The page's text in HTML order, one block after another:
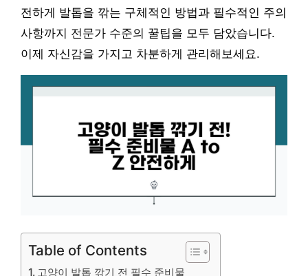
전하게 발톱을 깎는 구체적인 방법과 필수적인 주의
사항까지 전문가 수준의 꿀팁을 모두 담았습니다.
이제 자신감을 가지고 차분하게 관리해보세요.
Table of Contents
고양이 발톱 깎기 전 필수 준비물